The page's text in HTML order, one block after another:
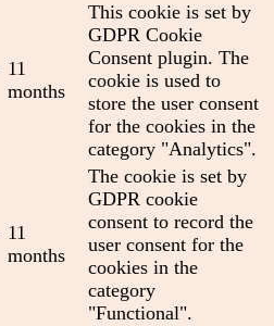
11
months
This cookie is set by
GDPR Cookie
Consent plugin. The
cookie is used to
store the user consent
for the cookies in the
category "Analytics".
11
months
The cookie is set by
GDPR cookie
consent to record the
user consent for the
cookies in the
category
"Functional".